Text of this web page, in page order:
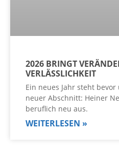
2026 BRINGT
VERLÄSSLICHKEIT
Ein neues Jahr steht
neuer Abschnitt: Heiner
beruflich neu aus.
WEITERLESEN »